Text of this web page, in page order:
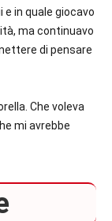
e in quale giocavo
ma continuavo
di pensare
Che voleva
mi avrebbe